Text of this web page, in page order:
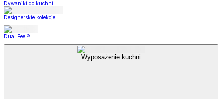
Dywaniki do kuchni
Designerskie kolekcje
Dual Feel®
Wyposażenie kuchni